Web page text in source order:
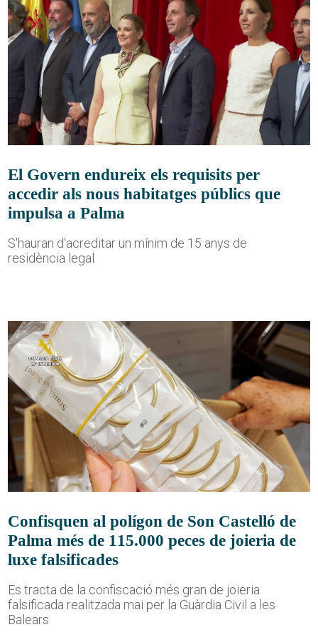
El Govern endureix els requisits per
accedir als nous habitatges públics que
impulsa a Palma
S'hauran d'acreditar un mínim de 15 anys de
residència legal
Confisquen al polígon de Son Castelló de
Palma més de 115.000 peces de joieria de
luxe falsificades
Es tracta de la confiscació més gran de joieria
falsificada realitzada mai per la Guàrdia Civil a les
Balears